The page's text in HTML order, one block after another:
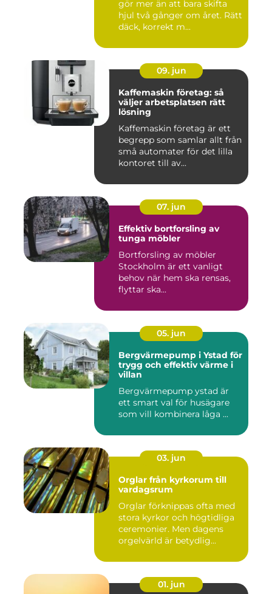
gör mer än att bara skifta
hjul två gånger om året. Rätt
däck, korrekt m...
09. jun
Kaffemaskin företag: så
väljer arbetsplatsen rätt
lösning
Kaffemaskin företag är ett
begrepp som samlar allt från
små automater för det lilla
kontoret till av...
07. jun
Effektiv bortforsling av
tunga möbler
Bortforsling av möbler
Stockholm är ett vanligt
behov när hem ska rensas,
flyttar ska...
05. jun
Bergvärmepump i Ystad för
trygg och effektiv värme i
villan
Bergvärmepump ystad är
ett smart val för husägare
som vill kombinera låga ...
03. jun
Orglar från kyrkorum till
vardagsrum
Orglar förknippas ofta med
stora kyrkor och högtidliga
ceremonier. Men dagens
orgelvärld är betydlig...
01. jun